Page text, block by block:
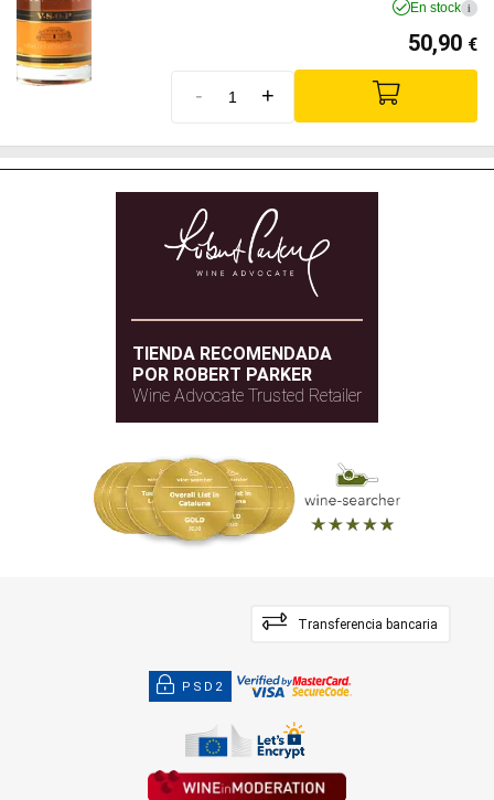
En stock i
50,90 €
- +
TIENDA RECOMENDADA
POR ROBERT PARKER
Wine Advocate Trusted Retailer
Transferencia bancaria
PSD2